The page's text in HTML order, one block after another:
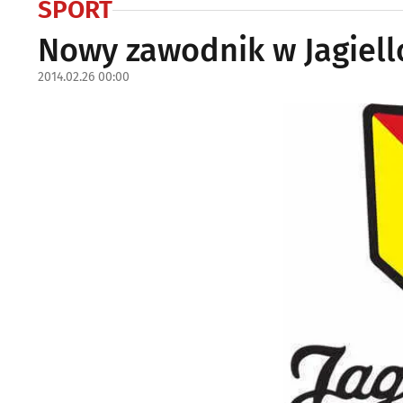
SPORT
Nowy zawodnik w
2014.02.26 00:00